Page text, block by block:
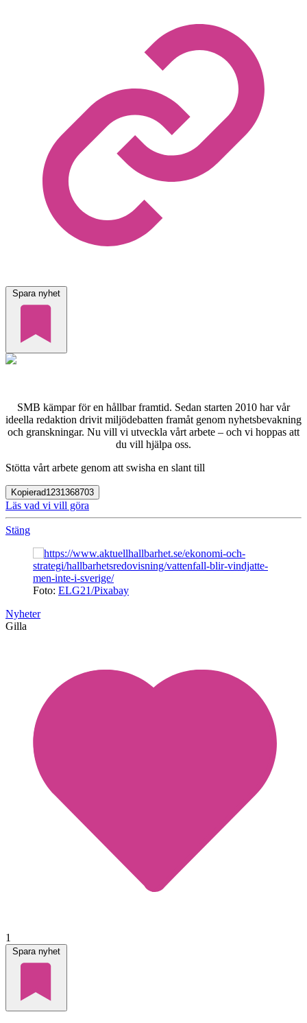
Spara nyhet
SMB kämpar för en hållbar framtid. Sedan starten 2010 har vår
ideella redaktion drivit miljödebatten framåt genom nyhetsbevakning
och granskningar. Nu vill vi utveckla vårt arbete – och vi hoppas att
du vill hjälpa oss.
Stötta vårt arbete genom att swisha en slant till
Kopierad1231368703
Läs vad vi vill göra
Stäng
Foto: ELG21/Pixabay
Nyheter
Gilla
1
Spara nyhet